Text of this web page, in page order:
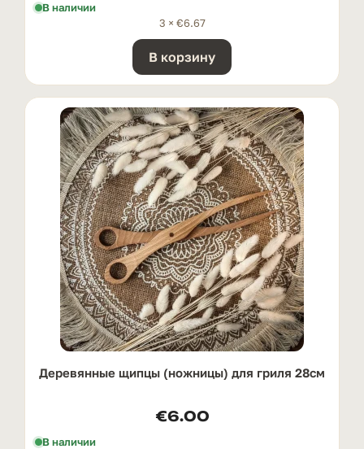
В наличии
3 × €6.67
В корзину
Деревянные щипцы (ножницы) для гриля 28см
€6.00
В наличии